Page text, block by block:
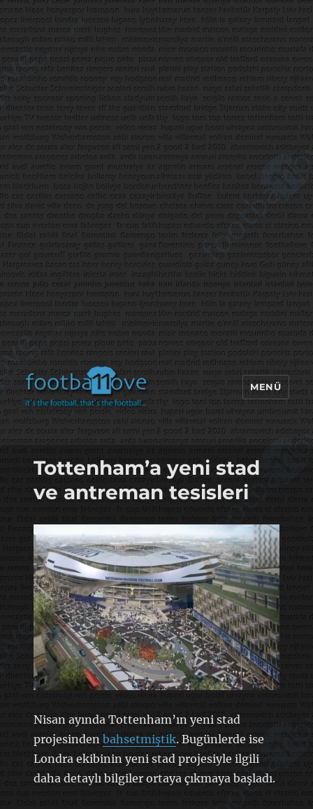
footbaLLove
MENÜ
Tottenham’a yeni stad
ve antreman tesisleri
Nisan ayında Tottenham’ın yeni stad
projesinden bahsetmiştik. Bugünlerde ise
Londra ekibinin yeni stad projesiyle ilgili
daha detaylı bilgiler ortaya çıkmaya başladı.